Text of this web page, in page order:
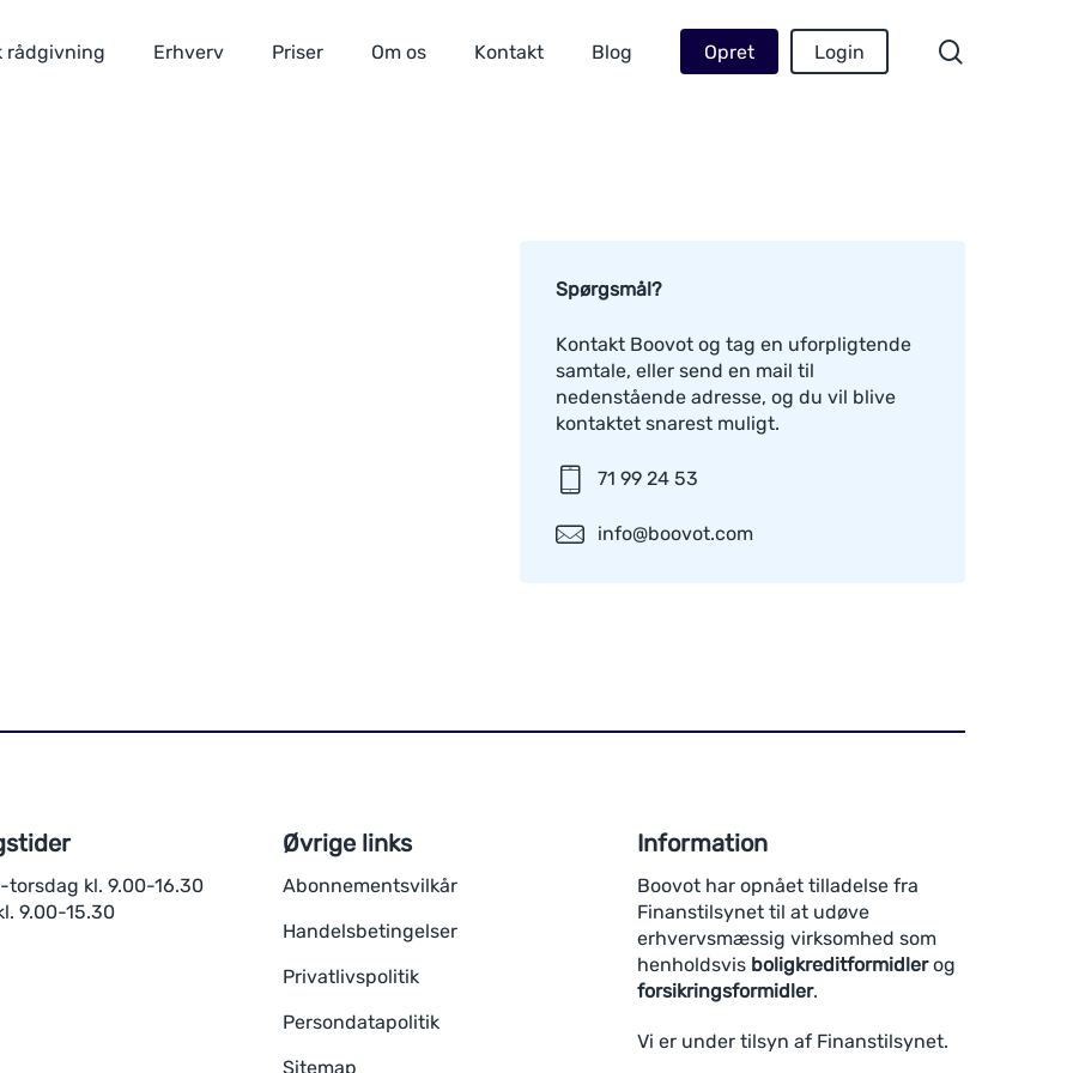
rådgivning Erhverv Priser Om os Kontakt Blog Opret Login
Spørgsmål?
Kontakt Boovot og tag en uforpligtende
samtale, eller send en mail til
nedenstående adresse, og du vil blive
kontaktet snarest muligt.
71 99 24 53
info@boovot.com
torsdag kl. 9.00-16.30
9.00-15.30
Øvrige links
Abonnementsvilkår
Handelsbetingelser
Privatlivspolitik
Persondatapolitik
Sitemap
Information
Boovot har opnået tilladelse fra
Finanstilsynet til at udøve
erhvervsmæssig virksomhed som
henholdsvis boligkreditformidlerog
forsikringsformidler.
Vi er under tilsyn af Finanstilsynet.